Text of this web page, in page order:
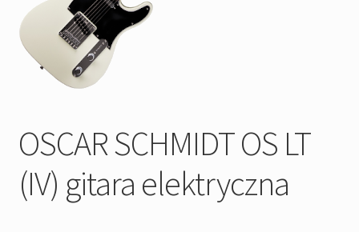
OSCAR SCHMIDT OS LT
(IV) gitara elektryczna